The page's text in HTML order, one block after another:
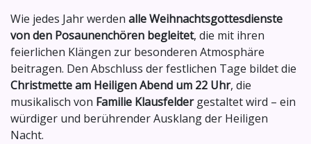
Wie jedes Jahr werden alle Weihnachtsgottesdienste
von den Posaunenchören begleitet, die mit ihren
feierlichen Klängen zur besonderen Atmosphäre
beitragen. Den Abschluss der festlichen Tage bildet die
Christmette am Heiligen Abend um 22 Uhr, die
musikalisch von Familie Klausfeldergestaltet wird – ein
würdiger und berührender Ausklang der Heiligen
Nacht.